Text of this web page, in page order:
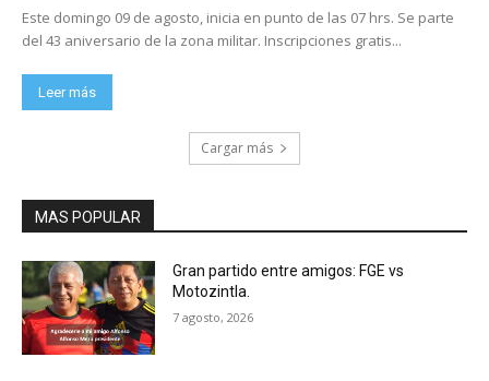
Este domingo 09 de agosto, inicia en punto de las 07 hrs. Se parte
del 43 aniversario de la zona militar. Inscripciones gratis...
Leer más
Cargar más
MAS POPULAR
Gran partido entre amigos: FGE vs
Motozintla.
7 agosto, 2026